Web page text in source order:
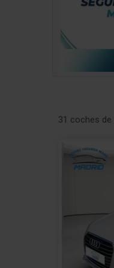
31 coches de